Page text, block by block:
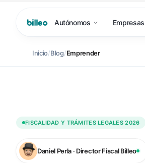
Autónomos Empresas
Inicio/Blog/Emprender
FISCALIDAD Y TRÁMITES LEGALES 2026
Daniel Perla · Director Fiscal Billeo